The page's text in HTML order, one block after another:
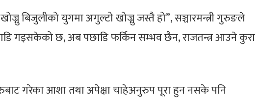
बिजुलीको युगमा अगुल्टो खोज्नु जस्तै हो”, सञ्चारमन्त्री गुरुङले
गइसकेको छ, अब पछाडि फर्किन सम्भव छैन, राजतन्त्र आउने कुरा
गरेका आशा तथा अपेक्षा चाहेअनुरुप पूरा हुन नसके पनि